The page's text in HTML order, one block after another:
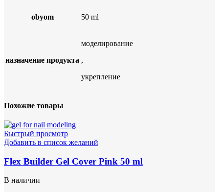
obyom 50 ml
назначение продукта
моделирование
,
укрепление
Похожие товары
Быстрый просмотр
Добавить в список желаний
Flex Builder Gel Cover Pink 50 ml
В наличии